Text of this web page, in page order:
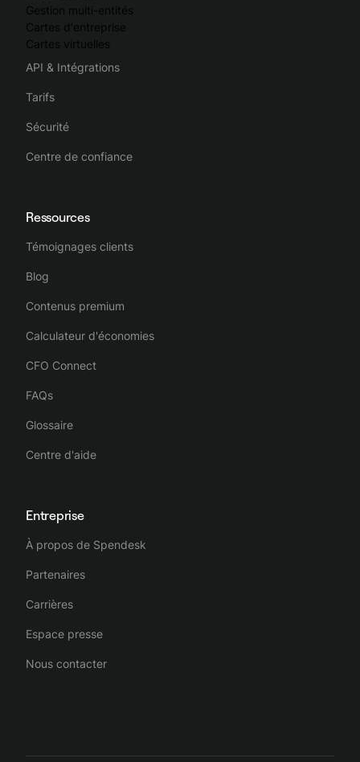
Gestion multi-entités
Cartes d'entreprise
Cartes virtuelles
API & Intégrations
Tarifs
Sécurité
Centre de confiance
Ressources
Témoignages clients
Blog
Contenus premium
Calculateur d'économies
CFO Connect
FAQs
Glossaire
Centre d'aide
Entreprise
À propos de Spendesk
Partenaires
Carrières
Espace presse
Nous contacter